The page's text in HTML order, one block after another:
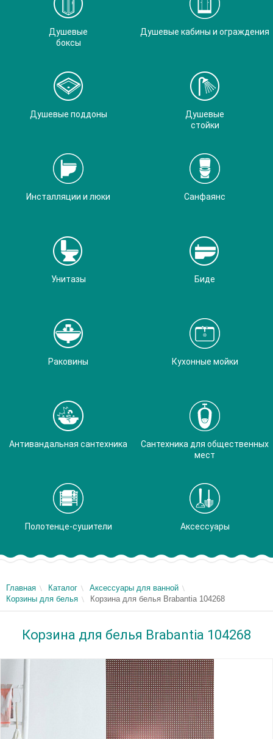
Душевые
боксы
Душевые кабины и ограждения
Душевые поддоны
Душевые
стойки
Инсталляции и люки Санфаянс
Унитазы Биде
Раковины Кухонные мойки
Антивандальная сантехника
Сантехника для общественных
мест
Полотенце-сушители Аксессуары
Главная Каталог
Аксессуары для ванной
Корзины для белья
Корзина для белья Brabantia 104268
Корзина для белья Brabantia 104268